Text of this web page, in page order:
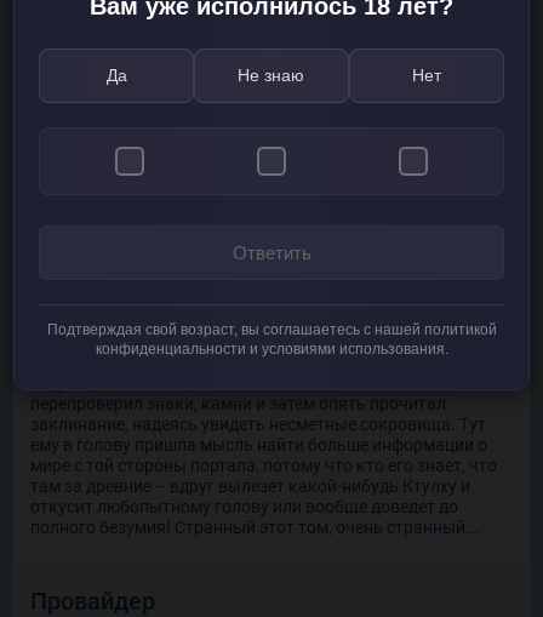
В рабочем кабинете дяди новый владелец дома нашел
стилет, кольцо и медальон, упоминавшийся в записях. В
подвале он обнаружил сейф, в котором хранилось много
драгоценных камней разных цветов. На самом деле их тоже
было необходимо использовать в ритуале открытия
к богатствам древних. Конечно, Диккенс не имел ничего
против сокровищ, и неважно кому они принадлежат –
установил книгу на специальный постамент, в котором
Сказано – сделано! Диккенс пробормотал нужные слова,
перепроверил знаки, камни и затем опять прочитал
заклинание, надеясь увидеть несметные сокровища. Тут
ему в голову пришла мысль найти больше информации о
мире с той стороны портала, потому что кто его знает, что
там за древние – вдруг вылезет какой-нибудь Ктулху и
откусит любопытному голову или вообще доведет до
полного безумия! Странный этот том, очень странный...
Провайдер
Вам уже исполнилось 18 лет?
Да Не знаю Нет
Ответить
Подтверждая свой возраст, вы соглашаетесь с нашей политикой
конфиденциальности и условиями использования.